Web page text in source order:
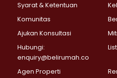
Properti Dijual di Gandaria
Properti Dijual di Pondok Labu >
Properti Dijual di Lenteng Agung
Properti Dijual di Senayan >
Properti Dijual di Pondok Pinang
Syarat & Ketentuan
Komunitas
Ajukan Konsultasi
Hubungi:
enquiry@belirumah.co
Agen Properti